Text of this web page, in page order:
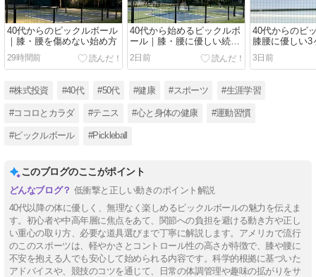
40代からのピックルボール
｜膝・腰を傷めない始め方
29時間前
40代から始めるピックルボ
ール｜膝・腰に優しい続け
方
2日前
40代からのピ
膝腰に優しい3
ーティン
3日前
#株式投資 #40代 #50代 #健康 #スポーツ #生涯学習
#ココロとカラダ #テニス #心と身体の健康 #運動習慣
#ピックルボール #Pickleball
このブログのここがポイント
低衝撃と正しい動きのポイント解説
40代以降の体に優しく、無理なく楽しめるピックルボールの魅力を伝えま
す。初心者や中高年層に焦点をあて、関節への負担を避ける動き方や正し
い重心の取り方、必要な道具選びまで丁寧に解説します。アメリカで流行
のこのスポーツは、軽やかさとコントロール性の高さが特徴で、膝や腰に
不安を抱える人でも安心して始められる内容です。科学的根拠に基づいた
アドバイスや、競技のコツを通じて、日常の体調管理や趣味の拡がりをサ